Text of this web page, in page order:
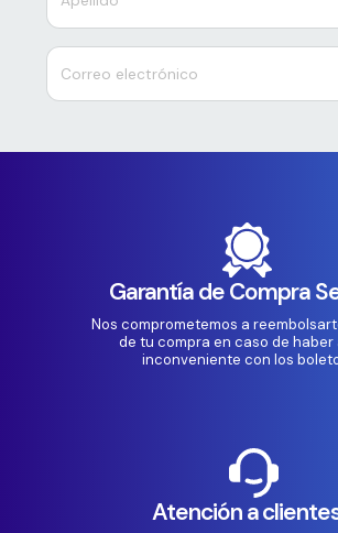
Garantía de Compra
Nos comprometemos a
de tu compra en caso de haber
inconveniente con los
Atención a